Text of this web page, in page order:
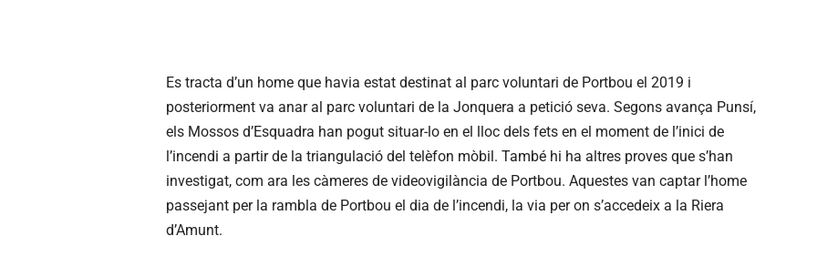
Es tracta d’un home que havia estat destinat al parc voluntari de Portbou el 2019 i
posteriorment va anar al parc voluntari de la Jonquera a petició seva. Segons avança Punsí,
els Mossos d’Esquadra han pogut situar-lo en el lloc dels fets en el moment de l’inici de
l’incendi a partir de la triangulació del telèfon mòbil. També hi ha altres proves que s’han
investigat, com ara les càmeres de videovigilància de Portbou. Aquestes van captar l’home
passejant per la rambla de Portbou el dia de l’incendi, la via per on s’accedeix a la Riera
d’Amunt.